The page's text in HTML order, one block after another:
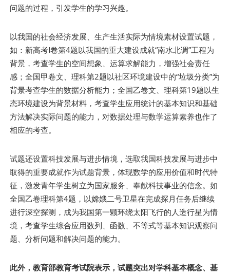
问题的过程，引发学生的学习兴趣。
以我国的社会经济发展、生产生活实际为情境素材设置试题，
如：新高考Ⅰ卷第4题以我国的重大建设成就“南水北调”工程为
背景，考查学生的空间想象、运算求解能力，增强社会责任
感；全国甲卷文、理科第2题以社区环境建设中的“垃圾分类”为
背景考查学生的数据分析能力；全国乙卷文、理科第19题以生
态环境建设为背景材料，考查学生应用统计的基本知识和基础
方法解决实际问题的能力，对数据处理与数学运算素养也作了
相应的考查。
试题还设置科技发展与进步情境，选取我国科技发展与进步中
取得的重要成就作为试题背景，体现数学的应用价值和时代特
征，激发青年学生树立为国家服务、奉献科技事业的信念。如
全国乙卷理科第4题，以嫦娥二号卫星在完成探月任务后继续
进行深空探测，成为我国第一颗环绕太阳飞行的人造行星为情
境，考查学生综合应用数列、函数、不等式等基本知识观察问
题、分析问题和解决问题的能力。
此外，教育部教育考试院表示，试题突出对学科基本概念、基